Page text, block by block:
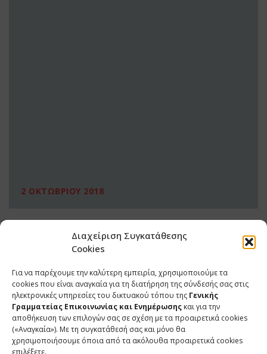
Διαχείριση Συγκατάθεσης
Cookies
Για να παρέχουμε την καλύτερη εμπειρία, χρησιμοποιούμε τα
cookies που είναι αναγκαία για τη διατήρηση της σύνδεσής σας στις
ηλεκτρονικές υπηρεσίες του δικτυακού τόπου της Γενικής
Γραμματείας Επικοινωνίας και Ενημέρωσης και για την
αποθήκευση των επιλογών σας σε σχέση με τα προαιρετικά cookies
(«Αναγκαία»). Με τη συγκατάθεσή σας και μόνο θα
χρησιμοποιήσουμε όποια από τα ακόλουθα προαιρετικά cookies
επιλέξετε.
2 ΟΚΤΩΒΡΙΟΥ 2018
ΕΠΙΚΟΙΝΩΝΙΑ